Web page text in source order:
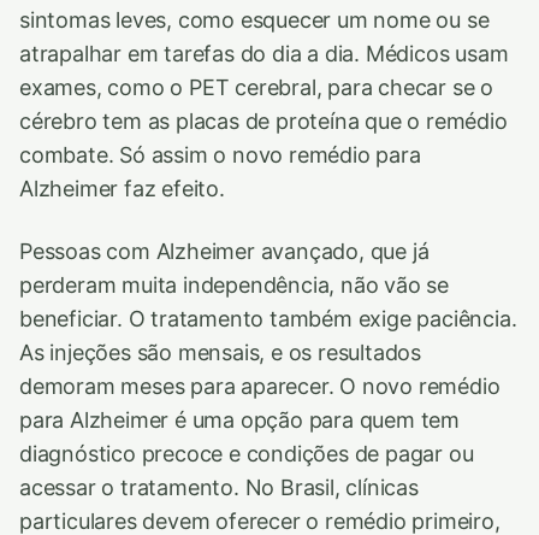
sintomas leves, como esquecer um nome ou se
atrapalhar em tarefas do dia a dia. Médicos usam
exames, como o PET cerebral, para checar se o
cérebro tem as placas de proteína que o remédio
combate. Só assim o novo remédio para
Alzheimer faz efeito.
Pessoas com Alzheimer avançado, que já
perderam muita independência, não vão se
beneficiar. O tratamento também exige paciência.
As injeções são mensais, e os resultados
demoram meses para aparecer. O novo remédio
para Alzheimer é uma opção para quem tem
diagnóstico precoce e condições de pagar ou
acessar o tratamento. No Brasil, clínicas
particulares devem oferecer o remédio primeiro,